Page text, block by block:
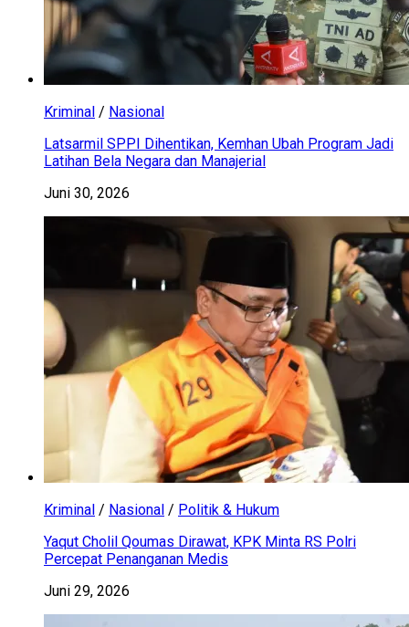
Kriminal / Nasional
Latsarmil SPPI Dihentikan, Kemhan Ubah Program Jadi
Latihan Bela Negara dan Manajerial
Juni 30, 2026
Kriminal / Nasional / Politik & Hukum
Yaqut Cholil Qoumas Dirawat, KPK Minta RS Polri
Percepat Penanganan Medis
Juni 29, 2026